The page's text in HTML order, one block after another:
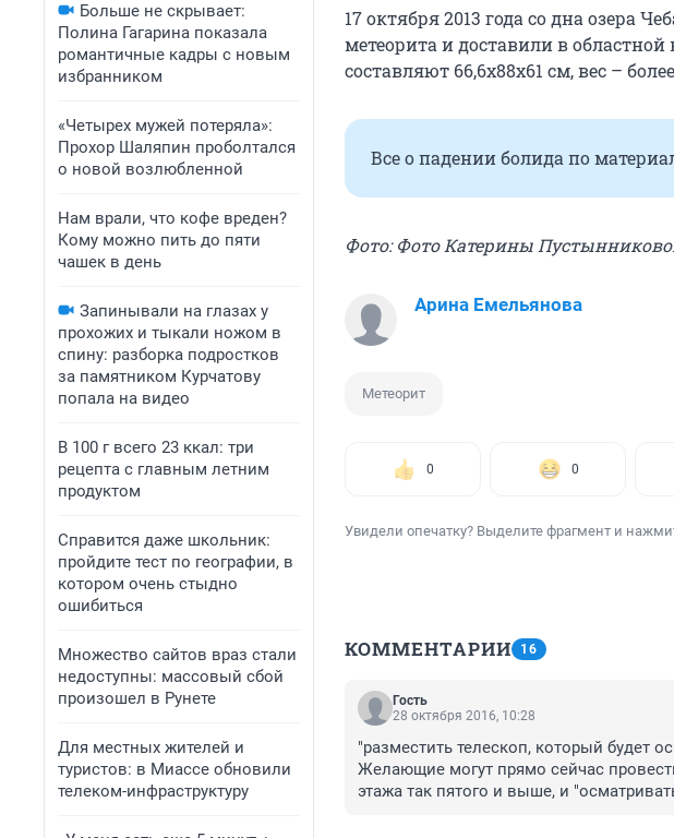
Больше не скрывает:
Полина Гагарина показала
романтичные кадры с новым
избранником
«Четырех мужей потеряла»:
Прохор Шаляпин проболтался
о новой возлюбленной
Нам врали, что кофе вреден?
Кому можно пить до пяти
чашек в день
Запинывали на глазах у
прохожих и тыкали ножом в
спину: разборка подростков
за памятником Курчатову
попала на видео
В 100 г всего 23 ккал: три
рецепта с главным летним
продуктом
Справится даже школьник:
пройдите тест по географии, в
котором очень стыдно
ошибиться
Множество сайтов враз стали
недоступны: массовый сбой
произошел в Рунете
Для местных жителей и
туристов: в Миассе обновили
телеком-инфраструктуру
17 октября 2013 года со дна озера
метеорита и доставили в
составляют 66,6х88х61 см, вес –
Все о падении болида по
Фото: Фото Катерины
Арина Емельянова
Метеорит
0 0
Увидели опечатку? Выделите фрагмент и
КОММЕНТАРИИ 16
Гость
28 октября 2016, 10:28
"разместить телескоп, который будет
Желающие могут прямо сейчас
этажа так пятого и выше, и